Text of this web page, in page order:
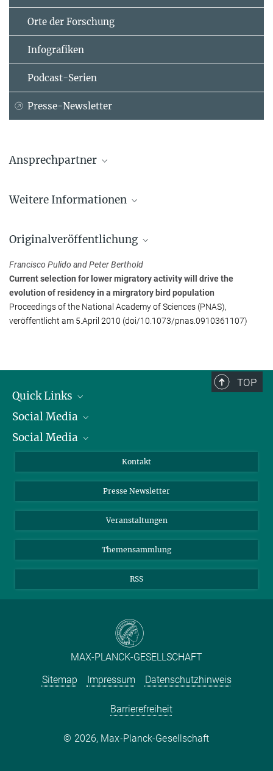
Orte der Forschung
Infografiken
Podcast-Serien
Presse-Newsletter
Ansprechpartner
Max-Planck-Institut für Verhaltensbiologie, Radolfzell / Konstanz
Francisco Pulido
+34 91 3944949
f.pulido@...
Universidad Complutense de Madrid, Departamento de Zoología
y Antropología Física
Weitere Informationen
folgen
Originalveröffentlichung
Francisco Pulido and Peter Berthold
Current selection for lower migratory activity will drive the
evolution of residency in a mirgratory bird population
Proceedings of the National Academy of Sciences (PNAS),
veröffentlicht am 5.April 2010 (doi/10.1073/pnas.0910361107)
TOP
Quick Links
Präsident
Zahlen und Fakten
Meldestelle Fehlverhalten
Social Media
Bluesky
TikTok
Social Media
Instagram
YouTube
Kontakt
Presse Newsletter
Veranstaltungen
Themensammlung
RSS
MAX-PLANCK-GESELLSCHAFT
Sitemap
Impressum Datenschutzhinweis
Barrierefreiheit
2026, Max-Planck-Gesellschaft